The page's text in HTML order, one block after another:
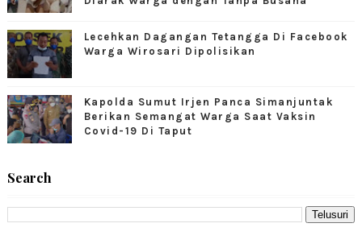
Lecehkan Dagangan Tetangga Di Facebook
Warga Wirosari Dipolisikan
Kapolda Sumut Irjen Panca Simanjuntak
Berikan Semangat Warga Saat Vaksin
Covid-19 Di Taput
Search